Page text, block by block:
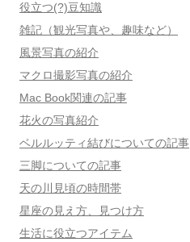
役立つ(?)豆知識
雑記（観光写真や、趣味など）
風景写真の紹介
マクロ撮影写真の紹介
Mac Book関連の記事
花火の写真紹介
ベルルッティ結びについての記事
三脚についての記事
天の川見頃の時間帯
星座の見え方、見つけ方
生活に役立つアイテム